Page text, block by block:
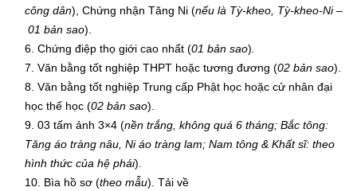
công dân), Chứng nhận Tăng Ni (nếu là Tỳ-kheo, Tỳ-kheo-Ni–
01 bản sao).
Chứng điệp thọ giới cao nhất (01 bản sao)
Văn bằng tốt nghiệp THPT hoặc tương đương (02 bản sao).
Văn bằng tốt nghiệp Trung cấp Phật học hoặc cử nhân đại
học thế học (02 bản sao).
03 tấm ảnh 3×4 (nền trắng, không quá 6 tháng; Bắc tông:
Tăng áo tràng nâu, Ni áo tràng lam; Nam tông & Khất sĩ: theo
hình thức của hệ phái).
Bìa hồ sơ (theo mẫu). Tải về